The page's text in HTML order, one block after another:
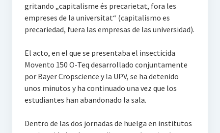
gritando „capitalisme és precarietat, fora les
empreses de la universitat“ (capitalismo es
precariedad, fuera las empresas de las universidad).
El acto, en el que se presentaba el insecticida
Movento 150 O-Teq desarrollado conjuntamente
por Bayer Cropscience y la UPV, se ha detenido
unos minutos y ha continuado una vez que los
estudiantes han abandonado la sala.
Dentro de las dos jornadas de huelga en institutos